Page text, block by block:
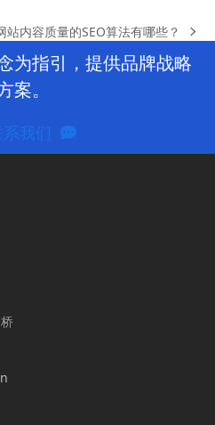
站内容质量的SEO算法有哪些？
为指引，提供品牌战略
。
我们